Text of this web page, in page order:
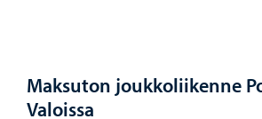
Maksuton joukkoliikenne
Valoissa